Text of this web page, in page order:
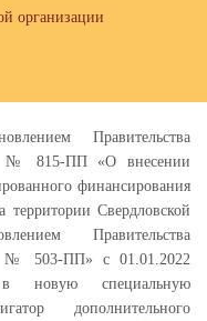
области работает
детей».
(https://66.pfdo.ru)
Правительства
№ 815-ПП «О внесении
финансирования
территории Свердловской
Правительства
№ 503-ПП» с 01.01.2022
в новую специальную
дополнительного
организации